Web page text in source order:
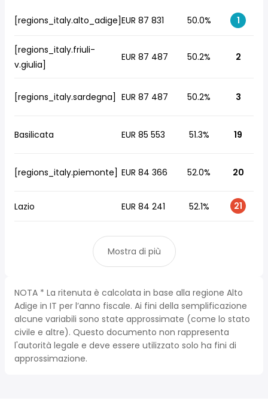
[regions_italy.alto_adige]EUR 87 831 50.0% 1
[regions_italy.friuli-
v.giulia]
EUR 87 487 50.2% 2
[regions_italy.sardegna] EUR 87 487 50.2% 3
Basilicata EUR 85 553 51.3% 19
[regions_italy.piemonte] EUR 84 366 52.0% 20
Lazio EUR 84 241 52.1% 21
Mostra di più
NOTA * La ritenuta è calcolata in base alla regione Alto
Adige in IT per l’anno fiscale. Ai fini della semplificazione
alcune variabili sono state approssimate (come lo stato
civile e altre). Questo documento non rappresenta
l'autorità legale e deve essere utilizzato solo ha fini di
approssimazione.